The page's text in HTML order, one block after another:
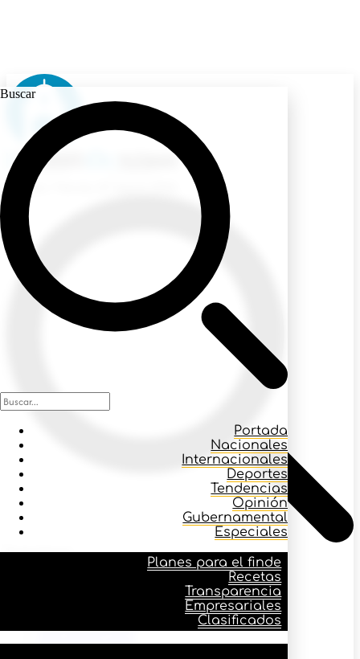
Ecuador
Icono buscar
Transparencia
Empresariales
Buscar
Portada
Nacionales
Internacionales
Deportes
Tendencias
Opinión
Gubernamental
Especiales
Planes para el finde
Recetas
Transparencia
Empresariales
Clasificados